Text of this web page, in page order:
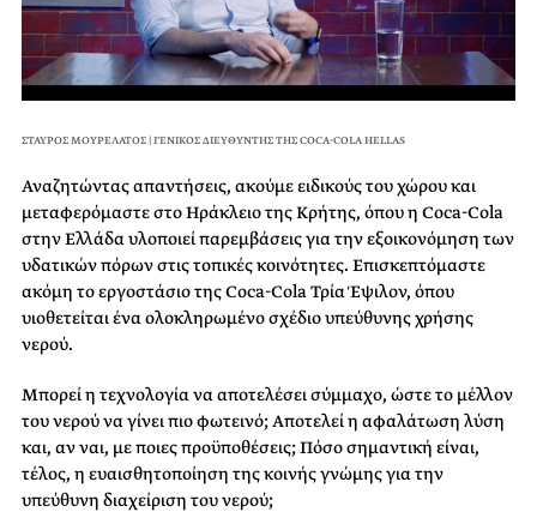
ΣΤΑΥΡΟΣ ΜΟΥΡΕΛΑΤΟΣ | ΓΕΝΙΚΟΣ ΔΙΕΥΘΥΝΤΗΣ ΤΗΣ COCA-COLA HELLAS
Αναζητώντας απαντήσεις, ακούμε ειδικούς του χώρου και
μεταφερόμαστε στο Ηράκλειο της Κρήτης, όπου η Coca-Cola
στην Ελλάδα υλοποιεί παρεμβάσεις για την εξοικονόμηση των
υδατικών πόρων στις τοπικές κοινότητες. Επισκεπτόμαστε
ακόμη το εργοστάσιο της Coca-Cola Τρία Έψιλον, όπου
υιοθετείται ένα ολοκληρωμένο σχέδιο υπεύθυνης χρήσης
νερού.
Μπορεί η τεχνολογία να αποτελέσει σύμμαχο, ώστε το μέλλον
του νερού να γίνει πιο φωτεινό; Αποτελεί η αφαλάτωση λύση
και, αν ναι, με ποιες προϋποθέσεις; Πόσο σημαντική είναι,
τέλος, η ευαισθητοποίηση της κοινής γνώμης για την
υπεύθυνη διαχείριση του νερού;